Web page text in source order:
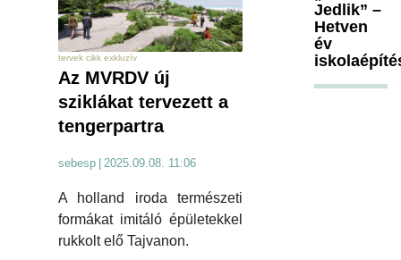
tervek cikk exkluzív
Az MVRDV új
sziklákat tervezett a
tengerpartra
sebesp 2025.09.08. 11:06
A holland iroda természeti
formákat imitáló épületekkel
rukkolt elő Tajvanon.
Jedlik” –
Hetven
év